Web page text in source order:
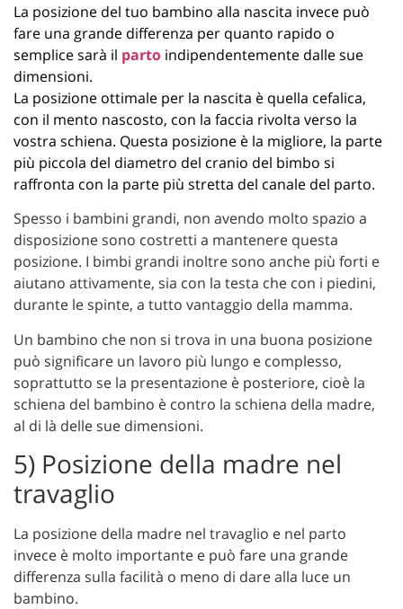
La posizione del tuo bambino alla nascita invece può
fare una grande differenza per quanto rapido o
semplice sarà il parto indipendentemente dalle sue
dimensioni.
La posizione ottimale per la nascita è quella cefalica,
con il mento nascosto, con la faccia rivolta verso la
vostra schiena. Questa posizione è la migliore, la parte
più piccola del diametro del cranio del bimbo si
raffronta con la parte più stretta del canale del parto.
Spesso i bambini grandi, non avendo molto spazio a
disposizione sono costretti a mantenere questa
posizione. I bimbi grandi inoltre sono anche più forti e
aiutano attivamente, sia con la testa che con i piedini,
durante le spinte, a tutto vantaggio della mamma.
Un bambino che non si trova in una buona posizione
può significare un lavoro più lungo e complesso,
soprattutto se la presentazione è posteriore, cioè la
schiena del bambino è contro la schiena della madre,
al di là delle sue dimensioni.
5) Posizione della madre nel
travaglio
La posizione della madre nel travaglio e nel parto
invece è molto importante e può fare una grande
differenza sulla facilità o meno di dare alla luce un
bambino.